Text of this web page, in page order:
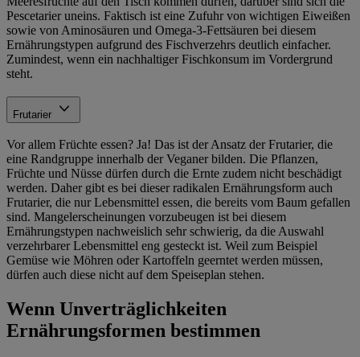
Pescetarier uneins. Faktisch ist eine Zufuhr von wichtigen Eiweißen
sowie von Aminosäuren und Omega-3-Fettsäuren bei diesem
Ernährungstypen aufgrund des Fischverzehrs deutlich einfacher.
Zumindest, wenn ein nachhaltiger Fischkonsum im Vordergrund
steht.
Frutarier
Vor allem Früchte essen? Ja! Das ist der Ansatz der Frutarier, die
eine Randgruppe innerhalb der Veganer bilden. Die Pflanzen,
Früchte und Nüsse dürfen durch die Ernte zudem nicht beschädigt
werden. Daher gibt es bei dieser radikalen Ernährungsform auch
Frutarier, die nur Lebensmittel essen, die bereits vom Baum gefallen
sind. Mangelerscheinungen vorzubeugen ist bei diesem
Ernährungstypen nachweislich sehr schwierig, da die Auswahl
verzehrbarer Lebensmittel eng gesteckt ist. Weil zum Beispiel
Gemüse wie Möhren oder Kartoffeln geerntet werden müssen,
dürfen auch diese nicht auf dem Speiseplan stehen.
Wenn Unverträglichkeiten
Ernährungsformen bestimmen